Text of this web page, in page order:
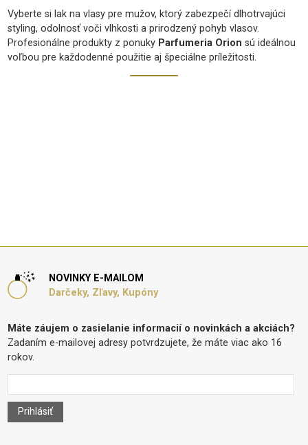
Vyberte si lak na vlasy pre mužov, ktorý zabezpečí dlhotrvajúci
styling, odolnosť voči vlhkosti a prirodzený pohyb vlasov.
Profesionálne produkty z ponuky Parfumeria Orion sú ideálnou
voľbou pre každodenné použitie aj špeciálne príležitosti.
NOVINKY E-MAILOM
Darčeky, Zľavy, Kupóny
Máte záujem o zasielanie informacií o novinkách a akciách?
Zadaním e-mailovej adresy potvrdzujete, že máte viac ako 16
rokov.
Prihlásiť